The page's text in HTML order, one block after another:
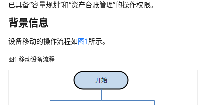
用
户
南
已具备“容量规划”和“资产台账管理”的操作权限。
背景信息
设备移动的操作流程如图1所示。
图1 移动设备流程